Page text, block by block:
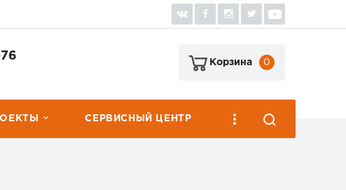
Корзина 0
СЕРВИСНЫЙ ЦЕНТР